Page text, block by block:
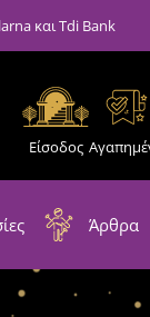
και Tdi Bank
Είσοδος
Άρθρα